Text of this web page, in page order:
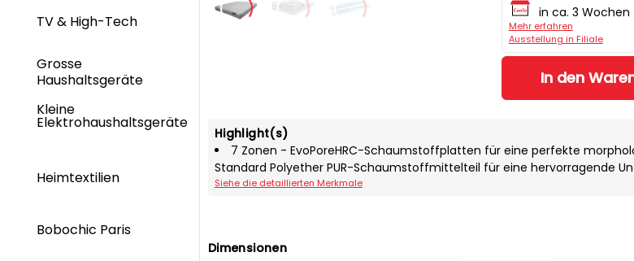
TV & High-Tech
Grosse
Haushaltsgeräte
Kleine
Elektrohaushaltsgeräte
Heimtextilien
Bobochic Paris
in ca. 3 Wochen
Mehr erfahren
Ausstellung in Filiale
In den
Highlight(s)
7 Zonen - EvoPoreHRC-Schaumstoffplatten für eine perfekte
Standard Polyether PUR-Schaumstoffmittelteil für eine hervorragende
Siehe die detaillierten Merkmale
Dimensionen